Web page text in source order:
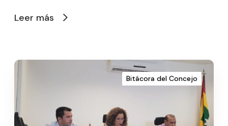
Leer más
Bitácora del Concejo